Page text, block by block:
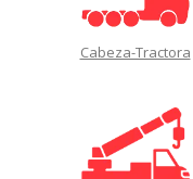
Cabeza-Tractora